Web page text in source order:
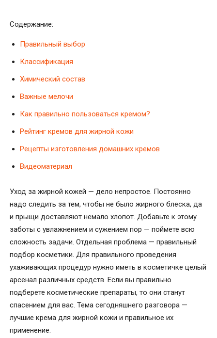
Содержание:
Правильный выбор
Классификация
Химический состав
Важные мелочи
Как правильно пользоваться кремом?
Рейтинг кремов для жирной кожи
Рецепты изготовления домашних кремов
Видеоматериал
Уход за жирной кожей — дело непростое. Постоянно
надо следить за тем, чтобы не было жирного блеска, да
и прыщи доставляют немало хлопот. Добавьте к этому
заботы с увлажнением и сужением пор — поймете всю
сложность задачи. Отдельная проблема — правильный
подбор косметики. Для правильного проведения
ухаживающих процедур нужно иметь в косметичке целый
арсенал различных средств. Если вы правильно
подберете косметические препараты, то они станут
спасением для вас. Тема сегодняшнего разговора —
лучшие крема для жирной кожи и правильное их
применение.